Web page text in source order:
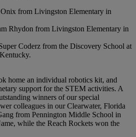
Onix from Livingston Elementary in
Rhydon from Livingston Elementary in
Coderz from the Discovery School at
home an individual robotics kit, and
support for the STEM activities. A
winners of our special
colleagues in our Clearwater, Florida
from Pennington Middle School in
while the Reach Rockets won the